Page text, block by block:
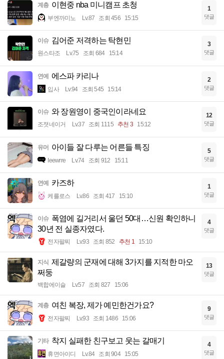
계층 이현중 nba 미니캠프 초청
부엔까미노 Lv.87 조회 456 15:15
1
댓글
이슈 김어준 저격하는 탁현민
원스타조 Lv.75 조회 684 15:14
3
댓글
연예 에스파 카리나
입사 Lv.94 조회 545 15:14
2
댓글
이슈 와 장원영이 중국인이라네요
조졋네이거 Lv.37 조회 1115 추천 3 15:12
12
댓글
유머 아이들 잘 다루는 어른들 특징
Ieewrre Lv.74 조회 912 15:11
5
댓글
연예 카즈하
케를로스 Lv.86 조회 417 15:10
1
댓글
이슈 폭염에 길거리서 울던 50대…신원 확인하니
30년 전 실종자였다.
전자팔찌 Lv.93 조회 852 추천 1 15:10
4
댓글
지식 제갈량의 군재에 대해 3가지를 지적한 마오
쩌둥
백합에이슬 Lv.57 조회 827 15:06
13
댓글
계층 여친 복장, 제가 예민한건가요?
전자팔찌 Lv.93 조회 1486 15:06
9
댓글
기타 착지 실패한 친구보고 웃는 갈매기
휴면아이디 Lv.84 조회 904 15:05
4
댓글